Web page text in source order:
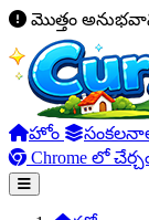
మొత్తం
హోం
Chrome లో